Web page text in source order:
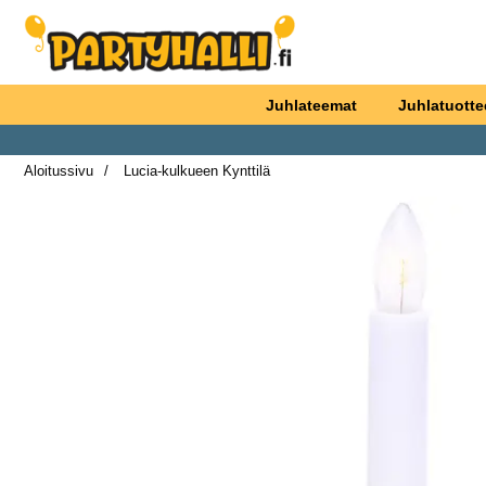
Ostoskori laajennettu Partyhallen AB
Juhlateemat
Aloitussivu
Lucia-kulkueen Kynttilä